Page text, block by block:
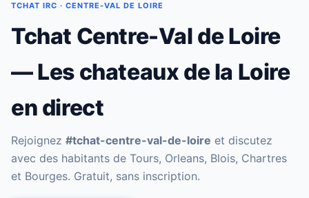
TCHAT IRC · CENTRE-VAL DE LOIRE
Tchat Centre-Val de Loire
— Les chateaux de la Loire
en direct
Rejoignez #tchat-centre-val-de-loire et discutez
avec des habitants de Tours, Orleans, Blois, Chartres
et Bourges. Gratuit, sans inscription.